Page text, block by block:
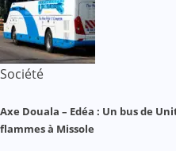
Société
Axe Douala – Edéa : Un bus de
flammes à Missole